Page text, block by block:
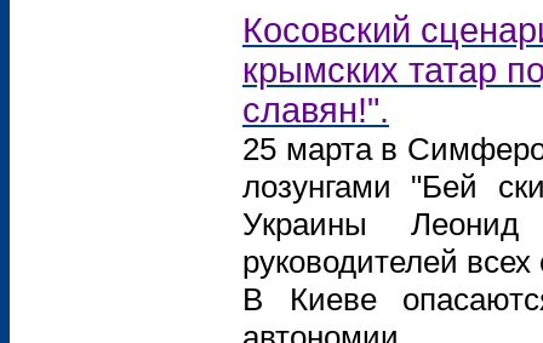
Косовский
крымских татар
славян!".
25 марта в
лозунгами "Бей
Украины
руководителей
В Киеве